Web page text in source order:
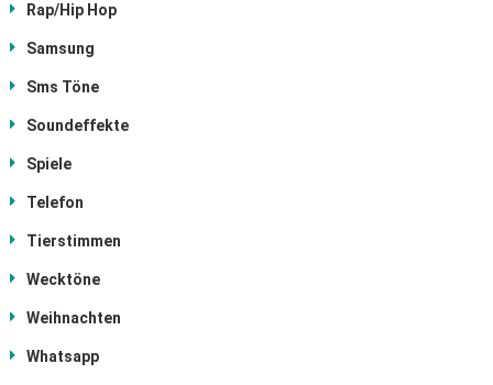
Rap/Hip Hop
Samsung
Sms Töne
Soundeffekte
Spiele
Telefon
Tierstimmen
Wecktöne
Weihnachten
Whatsapp